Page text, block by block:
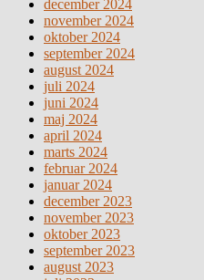
december 2024
november 2024
oktober 2024
september 2024
august 2024
juli 2024
juni 2024
maj 2024
april 2024
marts 2024
februar 2024
januar 2024
december 2023
november 2023
oktober 2023
september 2023
august 2023